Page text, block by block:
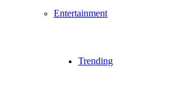
Entertainment
Trending